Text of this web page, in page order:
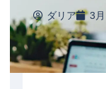
キ
ッ
プ
ダリア 3